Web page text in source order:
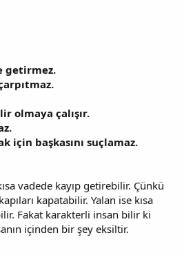
getirmez.
olmaya çalışır.
için başkasını suçlamaz.
vadede kayıp getirebilir. Çünkü
kapatabilir. Yalan ise kısa
Fakat karakterli insan bilir ki
içinden bir şey eksiltir.